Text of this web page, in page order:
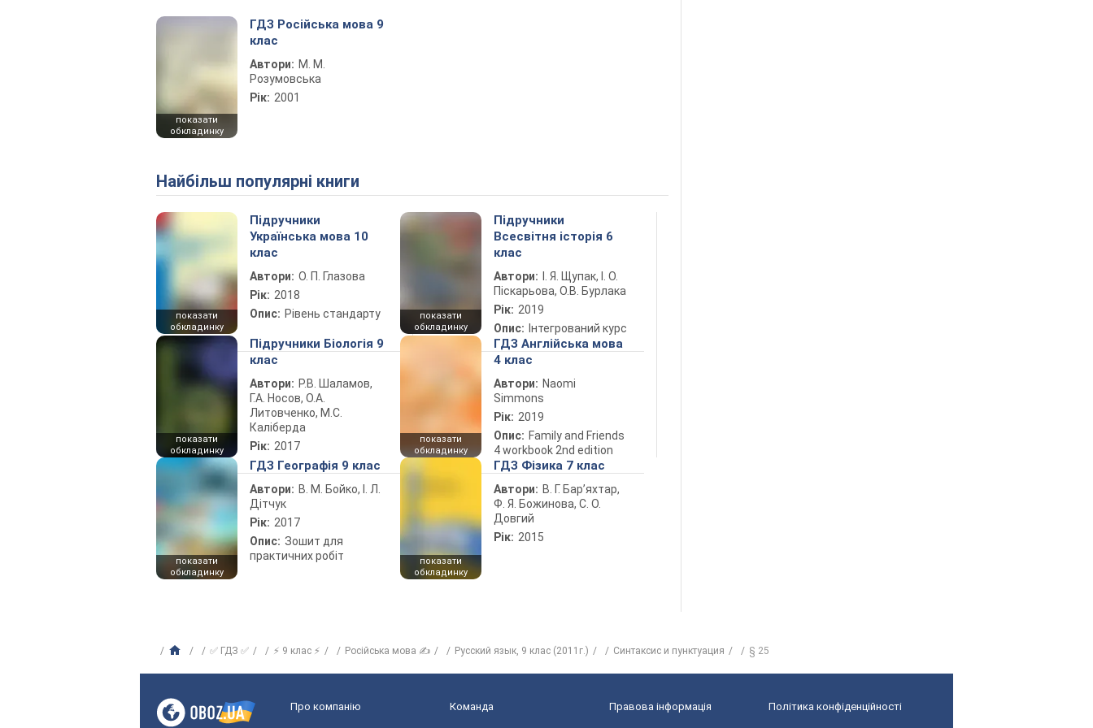
показати
обкладинку
ГДЗ Російська мова 9
клас
Автори: М. М.
Розумовська
Рік: 2001
Найбільш популярні книги
показати
обкладинку
Підручники
Українська мова 10
клас
Автори: О. П. Глазова
Рік: 2018
Опис: Рівень стандарту
показати
обкладинку
Підручники
Всесвітня історія 6
клас
Автори:
І. Я. Щупак, І. О.
Піскарьова, О.В. Бурлака
Рік: 2019
Опис: Інтегрований курс
показати
обкладинку
Підручники Біологія 9
клас
Автори: Р.В. Шаламов,
Г.А. Носов, О.А.
Литовченко, М.С.
Каліберда
Рік: 2017
показати
обкладинку
ГДЗ Англійська мова
4 клас
Автори: Naomi
Simmons
Рік: 2019
Опис: Family and Friends
4 workbook 2nd edition
показати
обкладинку
ГДЗ Географія 9 клас
Автори: В. М. Бойко, І. Л.
Дітчук
Рік: 2017
Опис: Зошит для
практичних робіт
показати
обкладинку
ГДЗ Фізика 7 клас
Автори: В. Г. Бар’яхтар,
Ф. Я. Божинова, С. О.
Довгий
Рік: 2015
✅ ГДЗ ✅ ⚡ 9 клас ⚡ Російська мова ✍ Русский язык, 9 клас (2011г.) Синтаксис и пунктуация § 25
Про компанію Команда Правова інформація Політика конфіденційності